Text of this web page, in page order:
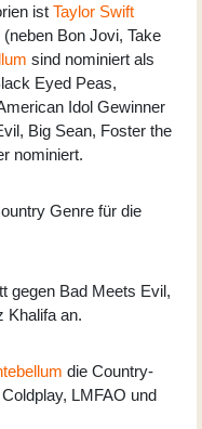
ist Taylor Swift
Bon Jovi, Take
sind nominiert als
Eyed Peas,
Idol Gewinner
Big Sean, Foster the
nominiert.
Genre für die
gegen Bad Meets Evil,
Khalifa an.
die Country-
LMFAO und